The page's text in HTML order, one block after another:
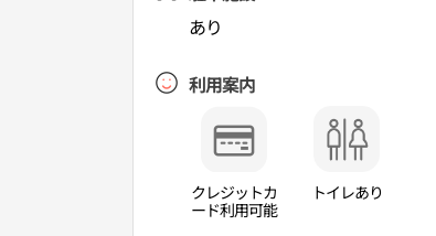
あり
利用案内
クレジットカ
ード利用可能
トイレあり